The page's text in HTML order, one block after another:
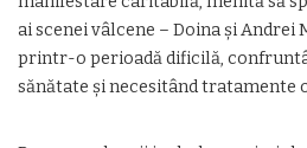
ai scenei vâlcene – Doina și Andrei
printr-o perioadă dificilă,
sănătate și necesitând tratamente